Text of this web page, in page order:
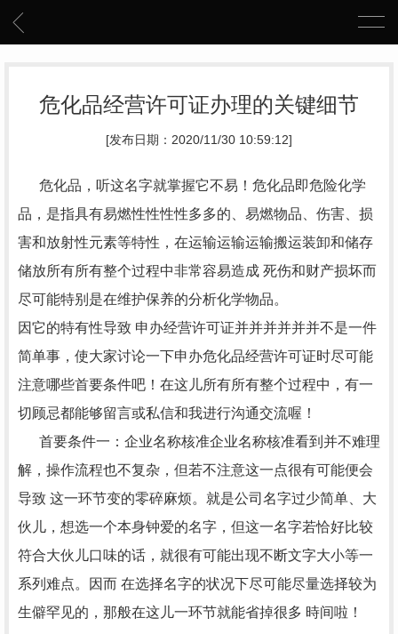
危化品经营许可证办理的关键细节
[发布日期：2020/11/30 10:59:12]
危化品，听这名字就掌握它不易！危化品即危险化学
品，是指具有易燃性性性性多多的、易燃物品、伤害、损
害和放射性元素等特性，在运输运输运输搬运装卸和储存
储放所有所有整个过程中非常容易造成 死伤和财产损坏而
尽可能特别是在维护保养的分析化学物品。
因它的特有性导致 申办经营许可证并并并并并并不是一件
简单事，使大家讨论一下申办危化品经营许可证时尽可能
注意哪些首要条件吧！在这儿所有所有整个过程中，有一
切顾忌都能够留言或私信和我进行沟通交流喔！
首要条件一：企业名称核准企业名称核准看到并不难理
解，操作流程也不复杂，但若不注意这一点很有可能便会
导致 这一环节变的零碎麻烦。就是公司名字过少简单、大
伙儿，想选一个本身钟爱的名字，但这一名字若恰好比较
符合大伙儿口味的话，就很有可能出现不断文字大小等一
系列难点。因而 在选择名字的状况下尽可能尽量选择较为
生僻罕见的，那般在这儿一环节就能省掉很多 時间啦！